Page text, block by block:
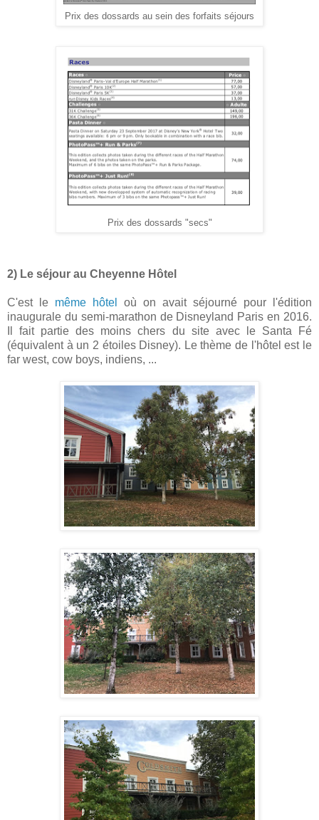
Prix des dossards au sein des forfaits séjours
Prix des dossards "secs"
2) Le séjour au Cheyenne Hôtel
C'est le même hôtel
où on avait séjourné pour l'édition
inaugurale du semi-marathon de Disneyland Paris en 2016.
Il fait partie des moins chers du site avec le Santa Fé
(équivalent à un 2 étoiles Disney). Le thème de l'hôtel est le
far west, cow boys, indiens, ...